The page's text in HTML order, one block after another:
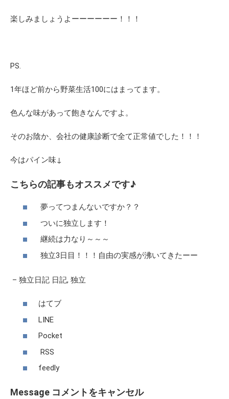
楽しみましょうよーーーーーー！！！
PS.
1年ほど前から野菜生活100にはまってます。
色んな味があって飽きなんですよ。
そのお陰か、会社の健康診断で全て正常値でした！！！
今はパイン味↓
こちらの記事もオススメです♪
夢ってつまんないですか？？
ついに独立します！
継続は力なり～～～
独立3日目！！！自由の実感が沸いてきたーー
– 独立日記 日記, 独立
はてブ
LINE
Pocket
RSS
feedly
Message コメントをキャンセル